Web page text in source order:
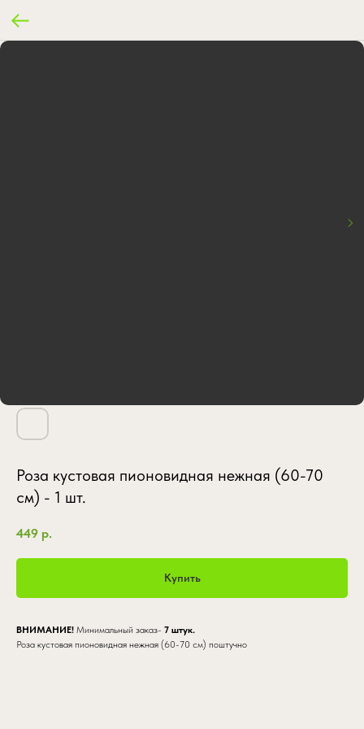
Роза кустовая пионовидная нежная (60-70
см) - 1 шт.
449 р.
Купить
ВНИМАНИЕ! Минимальный заказ- 7 штук.
Роза кустовая пионовидная нежная (60-70 см) поштучно